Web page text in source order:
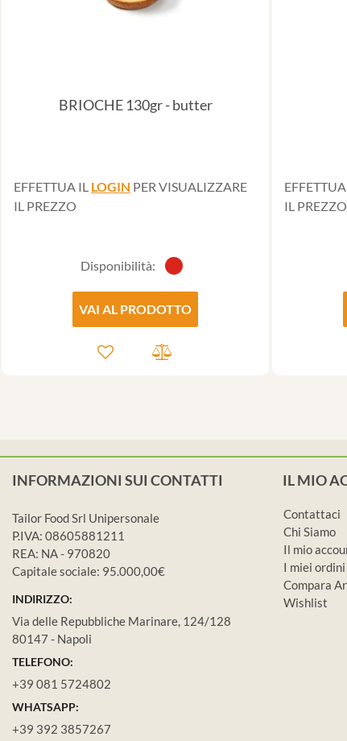
BRIOCHE 130gr - butter
EFFETTUA IL LOGIN PER VISUALIZZARE
IL PREZZO
Disponibilità:
VAI AL PRODOTTO
EFFETTUA
IL PREZZO
INFORMAZIONI SUI CONTATTI
Tailor Food Srl Unipersonale
P.IVA: 08605881211
REA: NA - 970820
Capitale sociale: 95.000,00€
INDIRIZZO:
Via delle Repubbliche Marinare, 124/128
80147 - Napoli
TELEFONO:
+39 081 5724802
WHATSAPP:
+39 392 3857267
IL MIO
Contattaci
Chi Siamo
Il mio
I miei ordini
Compara
Wishlist